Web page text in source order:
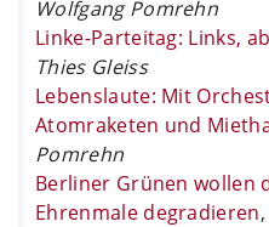
Wolfgang Pomrehn
Linke-Parteitag: Links,
Thies Gleiss
Lebenslaute: Mit
Atomraketen und
Pomrehn
Berliner Grünen wollen
Ehrenmale degradieren,